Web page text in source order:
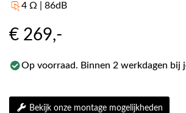
4 Ω | 86dB
€ 269,-
Op voorraad. Binnen 2 werkdagen bij
Bekijk onze montage mogelijkheden